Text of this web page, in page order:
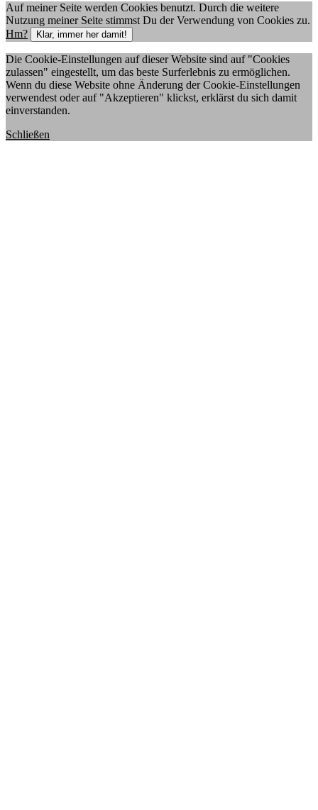
Auf meiner Seite werden Cookies benutzt. Durch die weitere
Nutzung meiner Seite stimmst Du der Verwendung von Cookies zu.
Hm?
Klar, immer her damit!
Die Cookie-Einstellungen auf dieser Website sind auf "Cookies
zulassen" eingestellt, um das beste Surferlebnis zu ermöglichen.
Wenn du diese Website ohne Änderung der Cookie-Einstellungen
verwendest oder auf "Akzeptieren" klickst, erklärst du sich damit
einverstanden.
Schließen